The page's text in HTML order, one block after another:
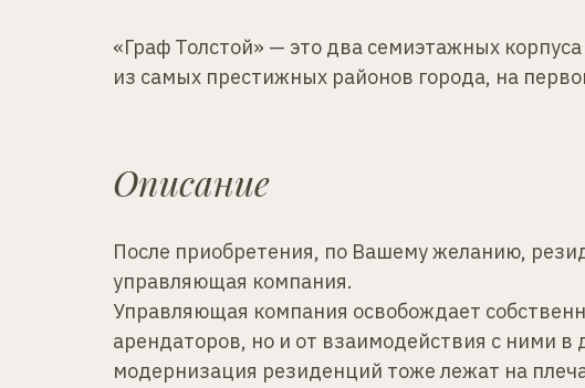
«Граф Толстой» — это два семиэтажных
из самых престижных районов города, на
Описание
После приобретения, по Вашему желанию,
управляющая компания.
Управляющая компания освобождает
арендаторов, но и от взаимодействия с ними
модернизация резиденций тоже лежат на